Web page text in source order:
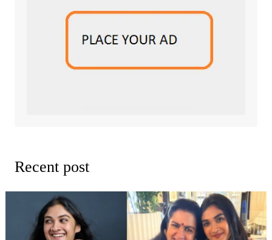
Recent post